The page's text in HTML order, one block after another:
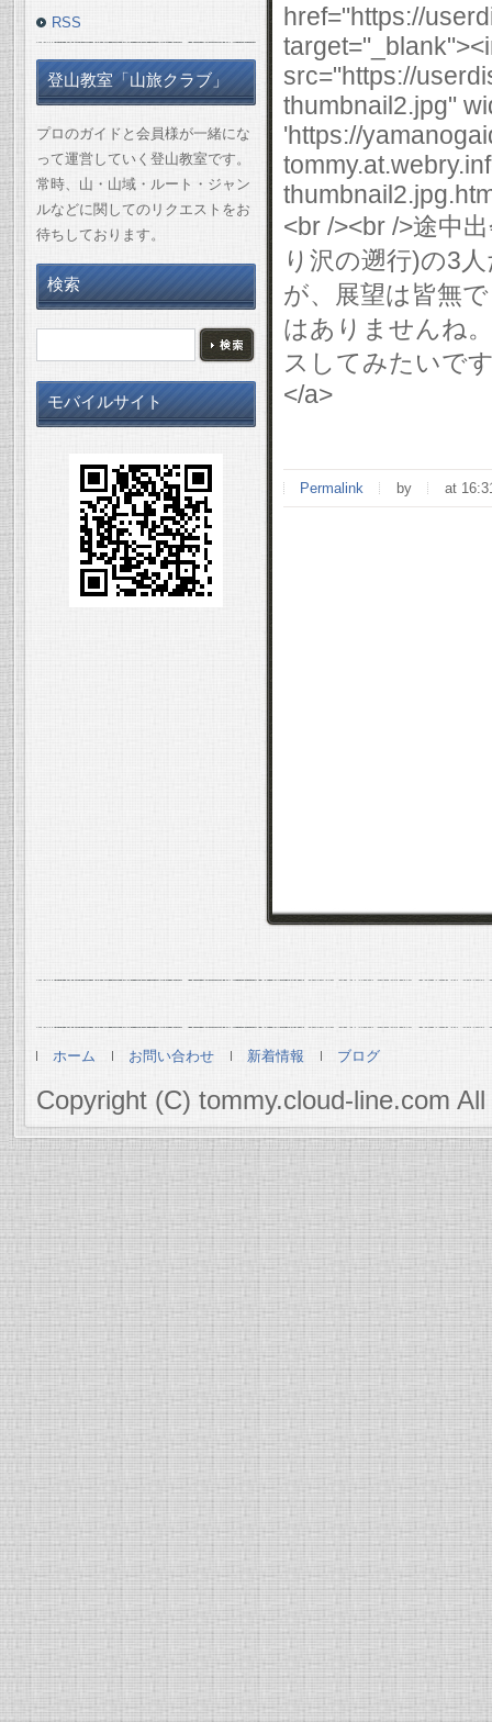
href="https://
src="https://
thumbnail2.jpg"
'https://
<br /><br />途中
り沢の遡行)の3
が、展望は皆無
はありませんね
スしてみたいで
</a>
Permalink by at
RSS
登山教室「山旅クラブ」
プロのガイドと会員様が一緒にな
って運営していく登山教室です。
常時、山・山域・ルート・ジャン
ルなどに関してのリクエストをお
待ちしております。
検索
モバイルサイト
ホーム お問い合わせ 新着情報 ブログ
Copyright (C) tommy.cloud-line.com